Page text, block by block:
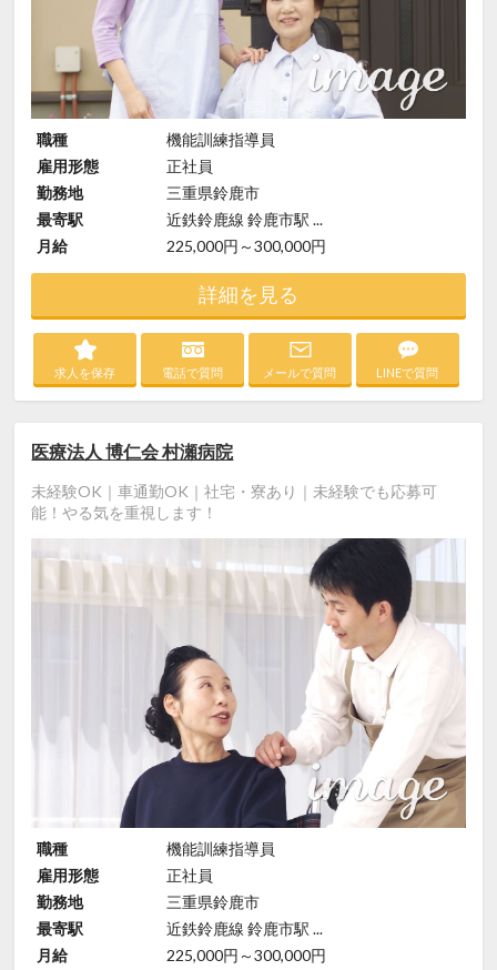
職種
機能訓練指導員
雇用形態
正社員
勤務地
三重県鈴鹿市
最寄駅
近鉄鈴鹿線 鈴鹿市駅 ...
月給
225,000円～300,000円
詳細を見る
求人を保存 電話で質問 メールで質問 LINEで質問
医療法人 博仁会 村瀬病院
未経験OK｜車通勤OK｜社宅・寮あり｜未経験でも応募可
能！やる気を重視します！
職種
機能訓練指導員
雇用形態
正社員
勤務地
三重県鈴鹿市
最寄駅
近鉄鈴鹿線 鈴鹿市駅 ...
月給
225,000円～300,000円